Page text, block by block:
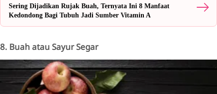
Sering Dijadikan Rujak Buah, Ternyata Ini 8 Manfaat
Kedondong Bagi Tubuh Jadi Sumber Vitamin A
8. Buah atau Sayur Segar